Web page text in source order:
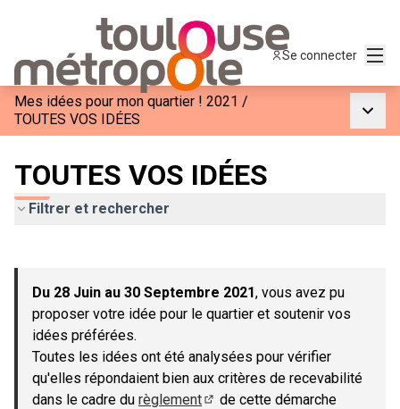
Se connecter
Mes idées pour mon quartier ! 2021 /
TOUTES VOS IDÉES
TOUTES VOS IDÉES
Filtrer et rechercher
−
Du 28 Juin au 30 Septembre 2021, vous avez pu
proposer votre idée pour le quartier et soutenir vos
idées préférées.
Toutes les idées ont été analysées pour vérifier
qu'elles répondaient bien aux critères de recevabilité
dans le cadre du règlement
de cette démarche